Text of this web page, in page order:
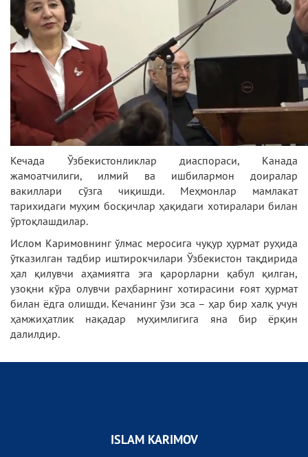
Кечада Ўзбекистонликлар диаспораси, Канада
жамоатчилиги, илмий ва ишбилармон доиралар
вакиллари сўзга чиқишди. Меҳмонлар мамлакат
тарихидаги муҳим босқичлар ҳақидаги хотиралари билан
ўртоқлашдилар.
Ислом Каримовнинг ўлмас меросига чуқур ҳурмат руҳида
ўтказилган тадбир иштирокчилари Ўзбекистон тақдирида
ҳал қилувчи аҳамиятга эга қарорларни қабул қилган,
узоқни кўра олувчи раҳбарнинг хотирасини ғоят ҳурмат
билан ёдга олишди. Кечанинг ўзи эса – ҳар бир халқ учун
ҳамжиҳатлик нақадар муҳимлигига яна бир ёрқин
далилдир.
ISLAM KARIMOV